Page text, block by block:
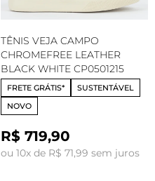
TÊNIS VEJA CAMPO
CHROMEFREE LEATHER
BLACK WHITE CP0501215
FRETE GRÁTIS*
SUSTENTÁVEL
NOVO
R$ 719,90
ou 10x de R$ 71,99 sem juros